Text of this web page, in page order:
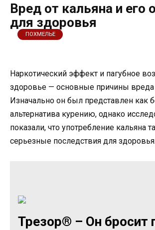
Вред от кальяна и его
для здоровья
ПОХМЕЛЬЕ
Наркотический эффект и пагубное
здоровье — основные причины вреда
Изначально он был представлен как
альтернатива курению, однако
показали, что употребление кальяна
серьезные последствия для здоровья.
Трезор® – Он бросит